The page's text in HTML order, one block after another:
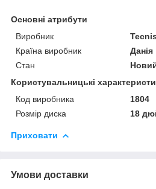
Основні атрибути
Виробник
Tecnis
Країна виробник
Данія
Стан
Користувальницькі
Код виробника
1804
Розмір диска
18
Приховати
Умови доставки